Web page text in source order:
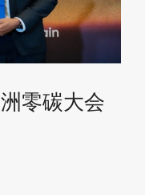
零碳大会